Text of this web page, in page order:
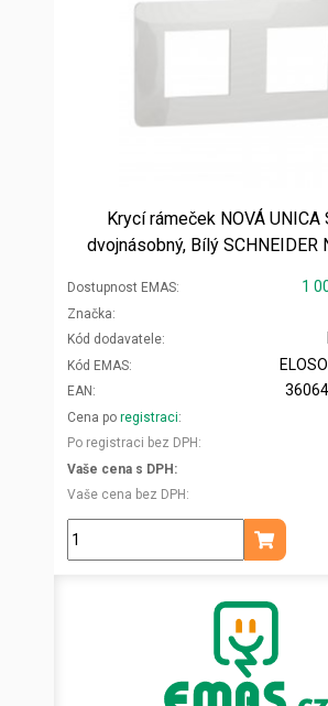
Krycí rámeček NOVÁ UNICA
dvojnásobný, Bílý SCHNEIDER
Dostupnost EMAS 1
Značka
Kód dodavatele
Kód EMAS
EAN
Cena po registraci
Po registraci bez DPH
Vaše cena s DPH
Vaše cena bez DPH
ks
Přidat do